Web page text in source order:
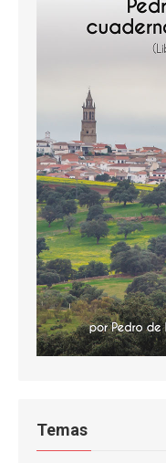
Temas